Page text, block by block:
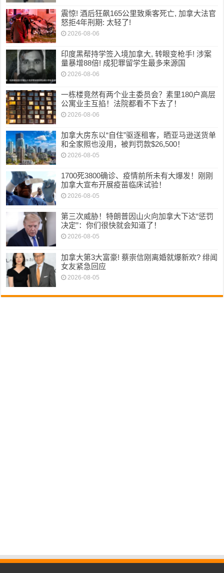
震惊! 酒后狂飙165公里致乘客死亡, 加拿大法官
怒拒4年刑期: 太轻了!
2026-08-06
印度黑帮持学签入境加拿大, 转眼变枪手! 涉案
量暴增88倍! 成犯罪留学生最多来源国
2026-08-06
一栋楼竟然有两个业主委员会？素里180户高层
公寓业主互掐！法院都看不下去了！
2026-08-06
加拿大房东以“自住”驱逐租客，晒亚马逊送货单
和全家照也没用，被判罚款$26,500！
2026-08-05
1700死3800确诊、疫情前所未有大爆发！刚刚
加拿大宣布开展疫苗临床试验！
2026-08-05
第三次威胁！特朗普因山火向加拿大下达“惩罚
决定”：你们很快就会知道了！
2026-08-05
加拿大第3大富豪! 蔡崇信刚离婚就爆新欢? 绯闻
女友紧急回应
2026-08-05